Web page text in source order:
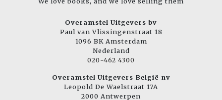
Overamstel Uitgevers bv
Paul van Vlissingenstraat 18
1096 BK Amsterdam
Nederland
020-462 4300
Overamstel Uitgevers België nv
Leopold De Waelstraat 17A
2000 Antwerpen